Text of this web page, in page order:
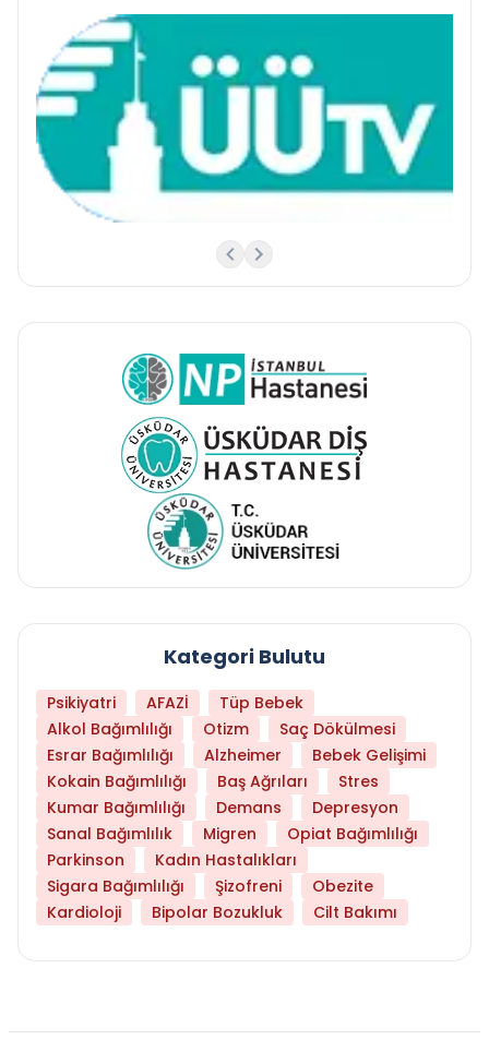
Kategori Bulutu
Psikiyatri AFAZİ
Tüp Bebek
Alkol Bağımlılığı
Otizm
Saç Dökülmesi
Esrar Bağımlılığı
Alzheimer
Bebek Gelişimi
Kokain Bağımlılığı
Baş Ağrıları
Stres
Kumar Bağımlılığı
Demans
Depresyon
Sanal Bağımlılık
Migren
Opiat Bağımlılığı
Parkinson
Kadın Hastalıkları
Sigara Bağımlılığı
Şizofreni
Obezite
Kardioloji
Bipolar Bozukluk Cilt Bakımı